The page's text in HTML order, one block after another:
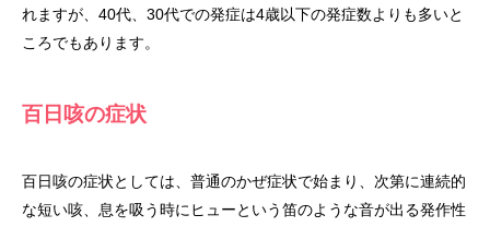
れますが、40代、30代での発症は4歳以下の発症数よりも多いと
ころでもあります。
百日咳の症状
百日咳の症状としては、普通のかぜ症状で始まり、次第に連続的
な短い咳、息を吸う時にヒューという笛のような音が出る発作性